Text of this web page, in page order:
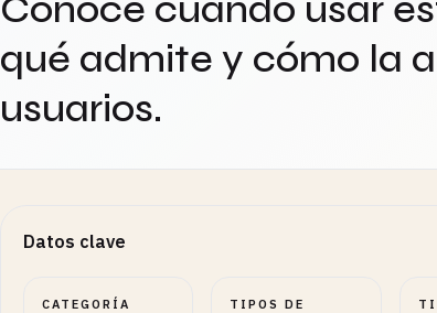
qué admite y cómo la
usuarios.
Datos clave
CATEGORÍA
TIPOS DE